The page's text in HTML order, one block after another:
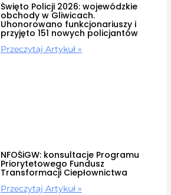
Święto Policji 2026: wojewódzkie
obchody w Gliwicach.
Uhonorowano funkcjonariuszy i
przyjęto 151 nowych policjantów
Przeczytaj Artykuł »
NFOŚiGW: konsultacje Programu
Priorytetowego Fundusz
Transformacji Ciepłownictwa
Przeczytaj Artykuł »